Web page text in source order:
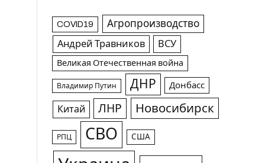
COVID19 Агропроизводство
Андрей Травников ВСУ
Великая Отечественная война
Владимир Путин ДНР Донбасс
Китай ЛНР Новосибирск
РПЦ СВО США